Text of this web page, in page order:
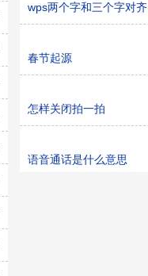
wps两个字和三个字对齐
春节起源
怎样关闭拍一拍
语音通话是什么意思